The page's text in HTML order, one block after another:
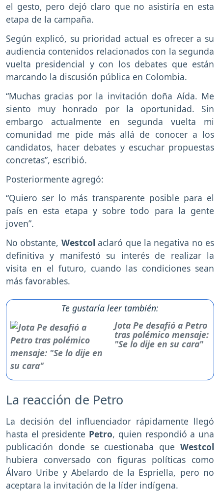
el gesto, pero dejó claro que no asistiría en esta
etapa de la campaña.
Según explicó, su prioridad actual es ofrecer a su
audiencia contenidos relacionados con la segunda
vuelta presidencial y con los debates que están
marcando la discusión pública en Colombia.
“Muchas gracias por la invitación doña Aída. Me
siento muy honrado por la oportunidad. Sin
embargo actualmente en segunda vuelta mi
comunidad me pide más allá de conocer a los
candidatos, hacer debates y escuchar propuestas
concretas”, escribió.
Posteriormente agregó:
“Quiero ser lo más transparente posible para el
país en esta etapa y sobre todo para la gente
joven”.
No obstante, Westcol aclaró que la negativa no es
definitiva y manifestó su interés de realizar la
visita en el futuro, cuando las condiciones sean
más favorables.
Te gustaría leer también:
Jota Pe desafió a Petro
tras polémico mensaje:
"Se lo dije en su cara"
La reacción de Petro
La decisión del influenciador rápidamente llegó
hasta el presidente Petro, quien respondió a una
publicación donde se cuestionaba que Westcol
hubiera conversado con figuras políticas como
Álvaro Uribe y Abelardo de la Espriella, pero no
aceptara la invitación de la líder indígena.